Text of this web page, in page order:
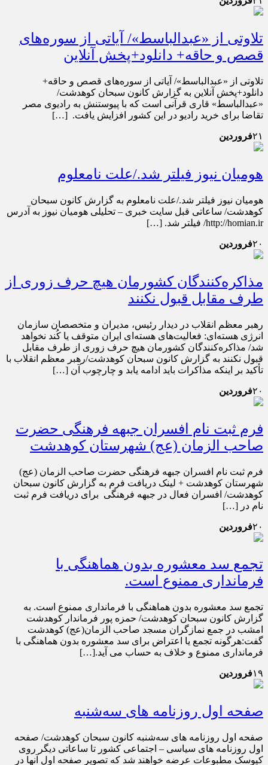
تلاوتی از «عبد‌الباسط»/ آیاتی از سوره‌های
قصص و حاقه+ دانلود+پخش آنلاین
تلاوتی از «عبد‌الباسط»/ آیاتی از سوره‌های قصص و حاقه+
دانلود+پخش آنلاین به گزارش کانون سبحان کوهدشت/
«عبدالباسط» قاری قرآنی است که با پیوستنش به رادیوی مصر
تقاضا برای خرید رادیو در این کشور افزایش یافت. […]
۲۱فروردین
هومیان نیوز فیلتر شد./علت نامعلوم
هومیان نیوز فیلتر شد./علت نامعلوم به گزارش کانون سبحان
کوهدشت/ ساعاتی قبل سایت خبری – تحلیلی هومیان نیوز به آدرس
http://homian.ir/ فیلتر شد. […]
۲۰فروردین
مذاکره‌کنندگان کشورمان هیچ حرف زوری از
طرف مقابل قبول نکنند
رهبر معظم انقلاب در دیدار رئیس‌، مدیران و متخصصان سازمان
انرژی هسته‌ای: فعالیت‌های هسته‌ای ایران متوقف یا کُند نخواهد
شد/ مذاکره‌کنندگان کشورمان هیچ حرف زوری از طرف مقابل
قبول نکنند به گزارش کانون سبحان کوهدشت/رهبر معظم انقلاب با
تأکید بر اینکه مذاکرات باید ادامه یابد و چارچوب آن […]
۲۰فروردین
فرم ثبت نام افسران جبهه فرهنگی حضرت
صاحب الزمان (عج) شهرستان کوهدشت
فرم ثبت نام افسران جبهه فرهنگی حضرت صاحب الزمان (عج)
شهرستان کوهدشت + لینک دریافت فرم به گزارش کانون سبحان
کوهدشت/ افسران فعال در جبهه فرهنگی برای دریافت فرم ثبت
نام در […]
۲۰فروردین
تجمع سد معشوره بدون هماهنگی با
فرمانداری ممنوع است.
تجمع سد معشوره بدون هماهنگی با فرمانداری ممنوع است. به
گزارش کانون سبحان کوهدشت/ حمزه پور فرماندار کوهدشت
امشب در جمع نمازگران مسجد صاحب الزمان(عج) کوهدشت
گفت:هرگونه تجمع یا اعتراض برای سد معشوره بدون هماهنگی با
فرمانداری ممنوع و خلاف به حساب می آید.[…]
۱۹فروردین
صفحه اول روزنامه های سه‌شنبه
صفحه اول روزنامه های سه‌شنبه کانون سبحان کوهدشت/ صفحه
اول روزنامه های سیاسی – اجتماعی کشور تا ساعاتی دیگر روی
کیوسک مطبوعات عرضه خواهند شد که تصویر صفحه اول آنها در